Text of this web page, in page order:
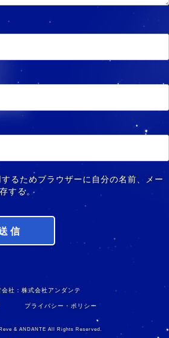
るためブラウザーに自分の名前、メー
する。
会社：株式会社アンダンテ
プライバシー・ポリシー
& ANDANTE All Rights Reserved.